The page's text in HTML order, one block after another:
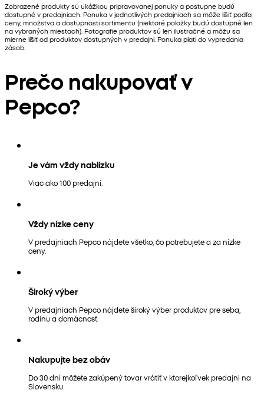
Zobrazené produkty sú ukážkou pripravovanej ponuky a postupne budú
dostupné v predajniach. Ponuka v jednotlivých predajniach sa môže líšiť podľa
ceny, množstva a dostupnosti sortimentu (niektoré položky budú dostupné len
na vybraných miestach). Fotografie produktov sú len ilustračné a môžu sa
mierne líšiť od produktov dostupných v predajni. Ponuka platí do vypredania
zásob.
Prečo nakupovať v
Pepco?
Je vám vždy nablízku
Viac ako 100 predajní.
Vždy nízke ceny
V predajniach Pepco nájdete všetko, čo potrebujete a za nízke
ceny.
Široký výber
V predajniach Pepco nájdete široký výber produktov pre seba,
rodinu a domácnosť.
Nakupujte bez obáv
Do 30 dní môžete zakúpený tovar vrátiť v ktorejkoľvek predajni na
Slovensku.